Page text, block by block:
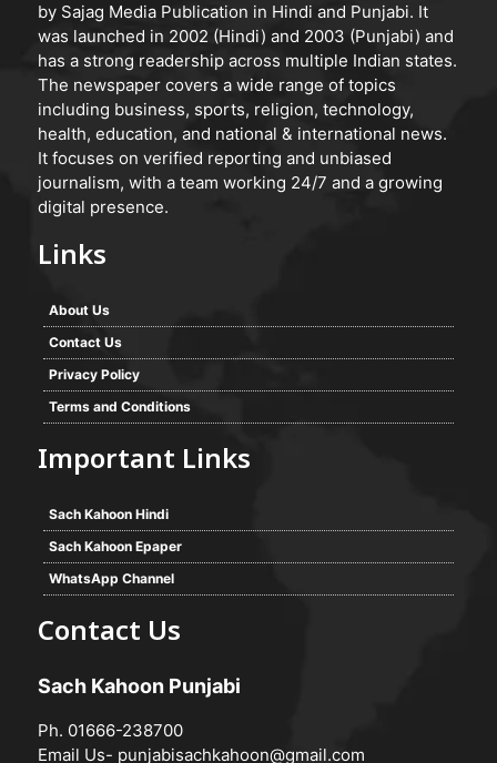
by Sajag Media Publication in Hindi and Punjabi. It
was launched in 2002 (Hindi) and 2003 (Punjabi) and
has a strong readership across multiple Indian states.
The newspaper covers a wide range of topics
including business, sports, religion, technology,
health, education, and national & international news.
It focuses on verified reporting and unbiased
journalism, with a team working 24/7 and a growing
digital presence.
Links
About Us
Contact Us
Privacy Policy
Terms and Conditions
Important Links
Sach Kahoon Hindi
Sach Kahoon Epaper
WhatsApp Channel
Contact Us
Sach Kahoon Punjabi
Ph. 01666-238700
Email Us- punjabisachkahoon@gmail.com